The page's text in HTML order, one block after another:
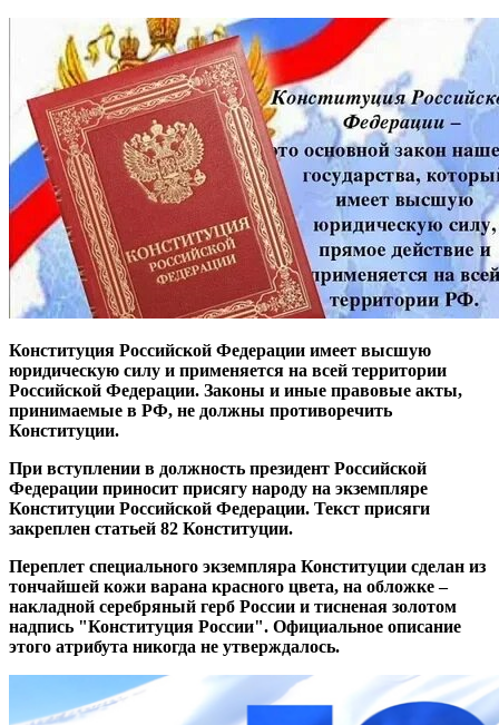
Конституция Российской Федерации имеет высшую
юридическую силу и применяется на всей территории
Российской Федерации. Законы и иные правовые акты,
принимаемые в РФ, не должны противоречить
Конституции.
При вступлении в должность президент Российской
Федерации приносит присягу народу на экземпляре
Конституции Российской Федерации. Текст присяги
закреплен статьей 82 Конституции.
Переплет специального экземпляра Конституции сделан из
тончайшей кожи варана красного цвета, на обложке –
накладной серебряный герб России и тисненая золотом
надпись "Конституция России". Официальное описание
этого атрибута никогда не утверждалось.